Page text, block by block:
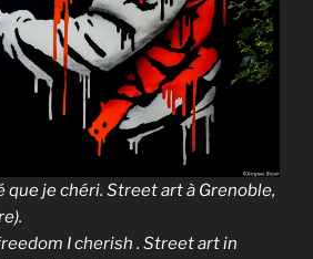
que je chéri. Street art à Grenoble,
I cherish . Street art in